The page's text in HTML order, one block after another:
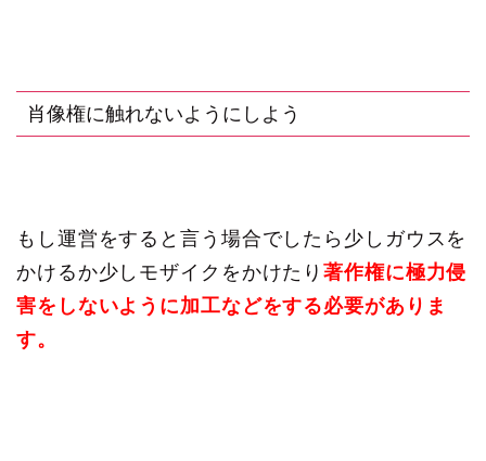
肖像権に触れないようにしよう
もし運営をすると言う場合でしたら少しガウスを
かけるか少しモザイクをかけたり著作権に極力侵
害をしないように加工などをする必要がありま
す。